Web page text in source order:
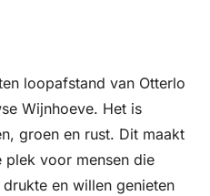
loopafstand van Otterlo
Wijnhoeve. Het is
groen en rust. Dit maakt
voor mensen die
en willen genieten